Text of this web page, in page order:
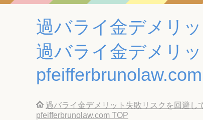
過バライ金デメリ
過バライ金デメリ
pfeifferbrunolaw.com
過バライ金デメリット失敗リスクを回避
pfeifferbrunolaw.com TOP